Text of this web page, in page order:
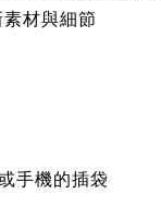
材與細節
手機的插袋